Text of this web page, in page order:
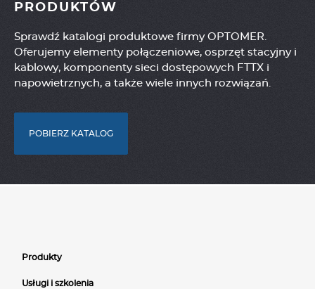
PRODUKTÓW
Sprawdź katalogi produktowe firmy OPTOMER.
Oferujemy elementy połączeniowe, osprzęt stacyjny i
kablowy, komponenty sieci dostępowych FTTX i
napowietrznych, a także wiele innych rozwiązań.
POBIERZ KATALOG
Produkty
Usługi i szkolenia